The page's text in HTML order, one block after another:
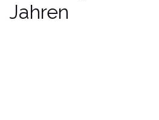
Jahren